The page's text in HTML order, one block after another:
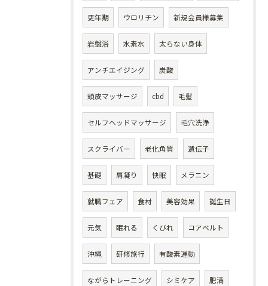
更年期 ウロリチン 新規会員様募集
岩盤浴 水素水 太らない身体
アンチエイジング 炭酸
頭皮マッサージ cbd 毛髪
セルフヘッドマッサージ 毛穴洗浄
スクライバー 老化角質 遺伝子
基礎 肩凝り 快眠 メラニン
就職フェア 食材 美容効果 誕生日
元気 眠れる くびれ コアベルト
沖縄 研修旅行 有酸素運動
ながらトレーニング シミケア 肥満